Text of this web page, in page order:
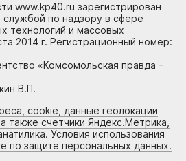
www.kp40.ru зарегистрирован
по надзору в сфере
технологий и массовых
2014 г. Регистрационный номер:
«Комсомольская правда –
В.П.
cookie, данные геолокации
также счетчики Яндекс.Метрика,
Условия использования
по защите персональных данных.